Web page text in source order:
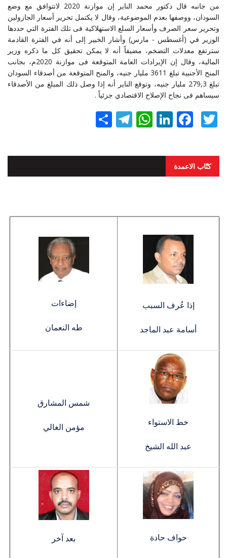
من جانبه قال دكتور محمد الناير إن موازنة 2020 لاتتوافق مع وضع
السودان، ووصفها بعدم الموضوعية، وقال لا يكتمل تحرير أسعار الجازولين
وتحرير سعر الصرف وأسعار السلع الاستهلاكية فى تلك الفترة التي حددها
الوزير في (أغسطس - مارس) وأشار الخبير إلى أنه في الفترة القادمة
سترتفع معدلات التضخم، مضيفاً أنه لا يمكن تحقيق كل ما ذكره وزير
المالية، وقال إن الإيرادات العامة المتوقعة فى موازنة 2020م، بجانب
المنح الأجنبية تبلغ 3611 مليار جنيه، والمنح المتوقعة من أصدقاء السودان
تبلغ 279,3 مليار جنيه، وتوقع الناير أنه إذا وصل ذلك المبلغ من الأصدقاء
سيساهم فى نجاح الإصلاح الاقتصادي جزئياً .
Twitter
Facebook
LinkedIn
WhatsApp
Telegram
كتّاب الاعمدة
إذا عُرف السبب
أسامة عبد الماجد
إضاءات
طه النعمان
خط الاستواء
عبد الله الشيخ
شمس المشارق
مؤمن الغالي
حواف حادة بعد آخر